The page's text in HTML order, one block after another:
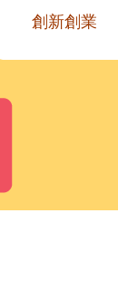
創新創業